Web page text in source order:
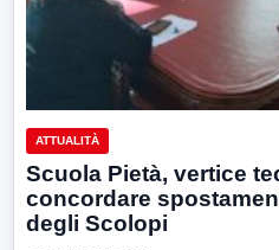
ATTUALITÀ
Scuola Pietà, vertice
concordare
degli Scolopi